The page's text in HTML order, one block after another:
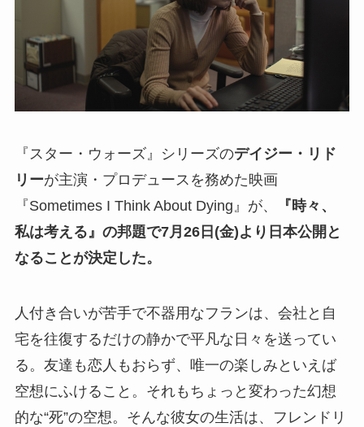
『スター・ウォーズ』シリーズのデイジー・リド
リーが主演・プロデュースを務めた映画
『Sometimes I Think About Dying』が、
『時々、
私は考える』の邦題で7月26日(金)より日本公開と
なることが決定した。
人付き合いが苦手で不器用なフランは、会社と自
宅を往復するだけの静かで平凡な日々を送ってい
る。友達も恋人もおらず、唯一の楽しみといえば
空想にふけること。それもちょっと変わった幻想
的な“死”の空想。そんな彼女の生活は、フレンドリ